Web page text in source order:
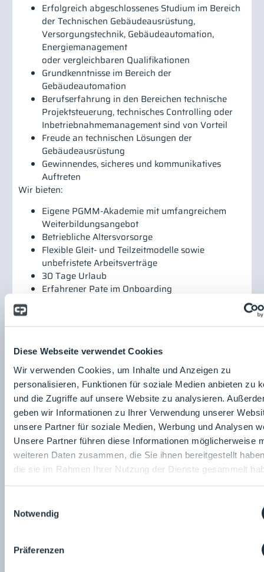
Diese Webseite verwendet Cookies
Wir verwenden Cookies, um Inhalte und Anzeigen zu
personalisieren, Funktionen für soziale Medien anbieten zu
und die Zugriffe auf unsere Website zu analysieren.
geben wir Informationen zu Ihrer Verwendung unserer
unsere Partner für soziale Medien, Werbung und Analysen
Unsere Partner führen diese Informationen möglicherweise
weiteren Daten zusammen, die Sie ihnen bereitgestellt
die sie im Rahmen Ihrer Nutzung der Dienste gesammelt
Notwendig
Präferenzen
Erfolgreich abgeschlossenes Studium im Bereich
der Technischen Gebäudeausrüstung,
Versorgungstechnik, Gebäudeautomation,
Energiemanagement
oder vergleichbaren Qualifikationen
Grundkenntnisse im Bereich der
Gebäudeautomation
Berufserfahrung in den Bereichen technische
Projektsteuerung, technisches Controlling oder
Inbetriebnahmemanagement sind von Vorteil
Freude an technischen Lösungen der
Gebäudeausrüstung
Gewinnendes, sicheres und kommunikatives
Auftreten
Wir bieten:
Eigene PGMM-Akademie mit umfangreichem
Weiterbildungsangebot
Betriebliche Altersvorsorge
Flexible Gleit- und Teilzeitmodelle sowie
unbefristete Arbeitsverträge
30 Tage Urlaub
Erfahrener Pate im Onboarding
Zuwendung bei Geburt, Hochzeit und
Flache Hierarchien
Firmenevents
Jobrad
Gesundheitstage mit Check-ups
Kostenloses Obst und Getränke
Corporate Benefits
Sie suchen die Möglichkeit zur beruflichen
Selbstverwirklichung? Dann bewerben Sie sich bei uns!
Wir bieten Ihnen vielseitige Herausforderungen in
spannenden Projekten.